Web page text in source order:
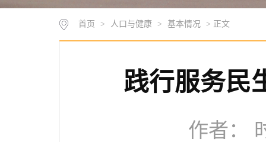
首页 > 人口与健康 > 基本情况 > 正文
践行服务民
作者：